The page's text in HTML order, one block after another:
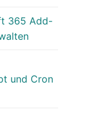
365 Add-
und Cron